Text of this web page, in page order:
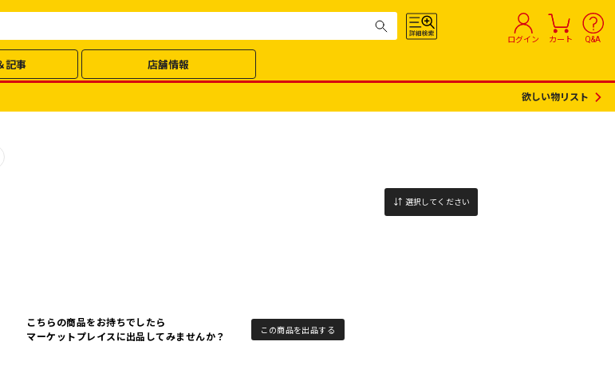
ログイン カート Q&A
記事 店舗情報
欲しい物リスト
選択してください
こちらの商品をお持ちでしたら
マーケットプレイスに出品してみませんか？
この商品を出品する